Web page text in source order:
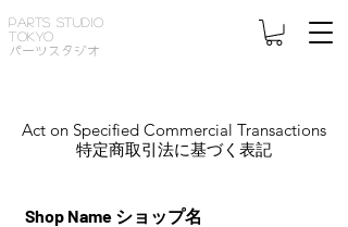
PARTS STUDIO
TOKYO
パーツスタジオ
Act on Specified Commercial Transactions
特定商取引法に基づく表記
Shop Name ショップ名